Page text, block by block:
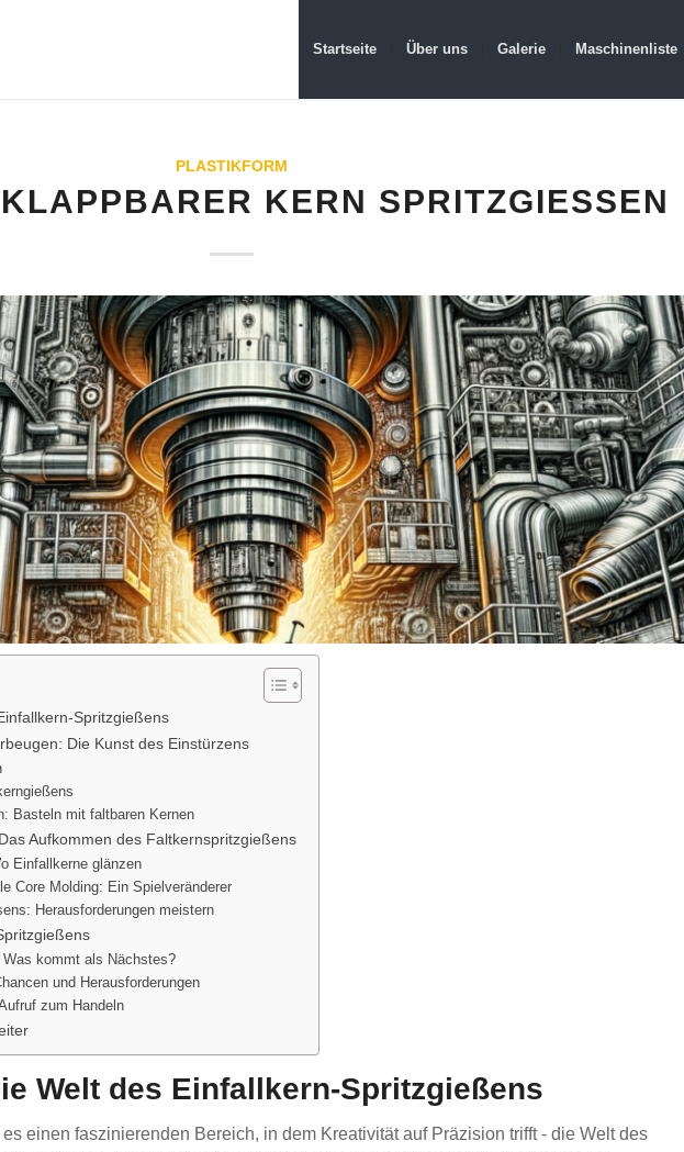
Startseite Über uns Galerie Maschinenliste
PLASTIKFORM
KERN SPRITZGIESSEN
Spritzgießens
Die Kunst des Einstürzens
Basteln mit faltbaren Kernen
Aufkommen des Faltkernspritzgießens
Einfallkerne glänzen
Core Molding: Ein Spielveränderer
Herausforderungen meistern
kommt als Nächstes?
und Herausforderungen
zum Handeln
Welt des Einfallkern-Spritzgießens
es einen faszinierenden Bereich, in dem Kreativität auf Präzision trifft - die Welt des